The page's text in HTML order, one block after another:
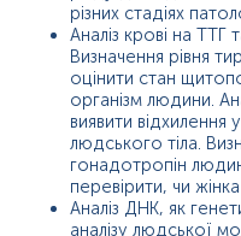
різних стадіях
Аналіз крові на ТТГ
Визначення рівня
оцінити стан
організм людини.
виявити відхилення
людського тіла.
гонадотропін
перевірити, чи жінка
Аналіз ДНК, як
аналізу людської